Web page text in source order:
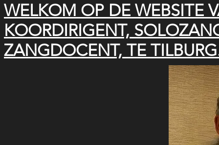
WELKOM OP DE WEBSITE
KOORDIRIGENT,
ZANGDOCENT, TE